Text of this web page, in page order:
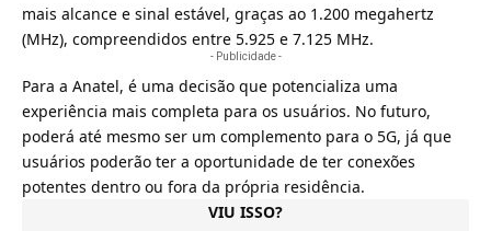
mais alcance e sinal estável, graças ao 1.200 megahertz
(MHz), compreendidos entre 5.925 e 7.125 MHz.
- Publicidade -
Para a Anatel, é uma decisão que potencializa uma
experiência mais completa para os usuários. No futuro,
poderá até mesmo ser um complemento para o 5G, já que
usuários poderão ter a oportunidade de ter conexões
potentes dentro ou fora da própria residência.
VIU ISSO?